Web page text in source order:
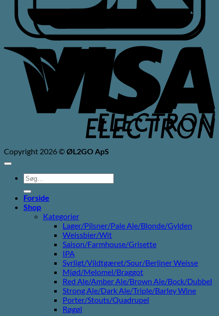
Copyright 2026 ©ØL2GO ApS
Søg
efter:
Forside
Shop
Kategorier
Lager/Pilsner/Pale Ale/Blonde/Gylden
Weissbier/Wit
Saison/Farmhouse/Grisette
IPA
Syrligt/Vildtgæret/Sour/Berliner Weisse
Mjød/Melomel/Braggot
Red Ale/Amber Ale/Brown Ale/Bock/Dubbel
Strong Ale/Dark Ale/Triple/Barley Wine
Porter/Stouts/Quadrupel
Røgøl